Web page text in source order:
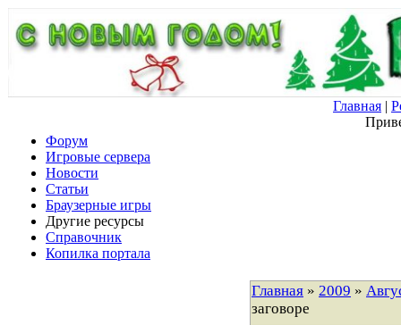
Главная |
Форум
Игровые сервера
Новости
Статьи
Браузерные игры
Другие ресурсы
Справочник
Копилка портала
Главная » 2009 »
заговоре